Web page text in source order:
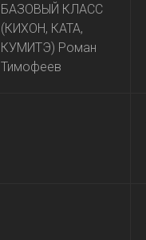
БАЗОВЫЙ КЛАСС
(КИХОН, КАТА,
КУМИТЭ) Роман
Тимофеев